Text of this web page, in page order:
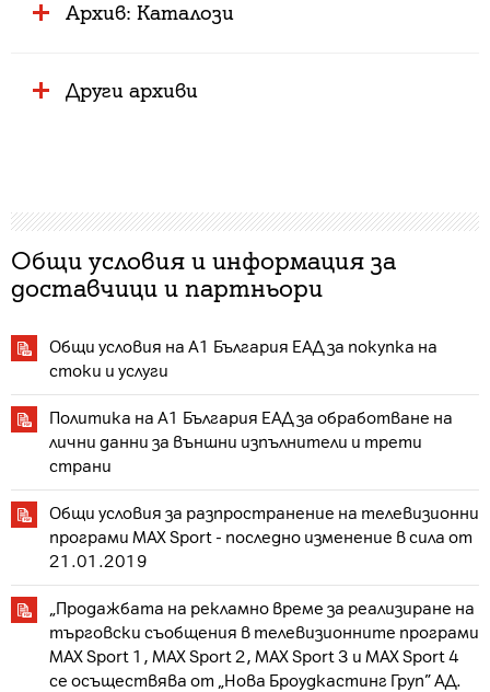
Архив: Каталози
Други архиви
Общи условия и информация за
доставчици и партньори
Общи условия на A1 България ЕАД за покупка на
стоки и услуги
Политика на A1 България ЕАД за обработване на
лични данни за външни изпълнители и трети
страни
Общи условия за разпространение на телевизионни
програми MAX Sport - последно изменение в сила от
21.01.2019
„Продажбата на рекламно време за реализиране на
търговски съобщения в телевизионните програми
MAX Sport 1, MAX Sport 2, MAX Sport 3 и MAX Sport 4
се осъществява от „Нова Броудкастинг Груп” АД.